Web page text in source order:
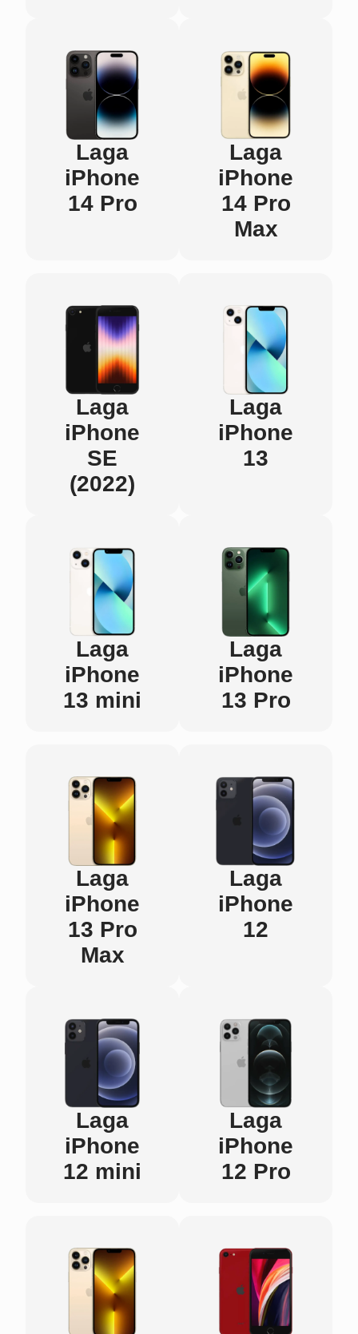
Laga
iPhone
14 Pro
Laga
iPhone
14 Pro
Max
Laga
iPhone
SE
(2022)
Laga
iPhone
13
Laga
iPhone
13 mini
Laga
iPhone
13 Pro
Laga
iPhone
13 Pro
Max
Laga
iPhone
12
Laga
iPhone
12 mini
Laga
iPhone
12 Pro